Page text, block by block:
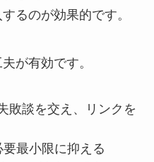
るのが効果的です。
が有効です。
敗談を交え、リンクを
最小限に抑える